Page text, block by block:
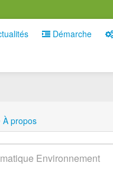
Démarche
À propos